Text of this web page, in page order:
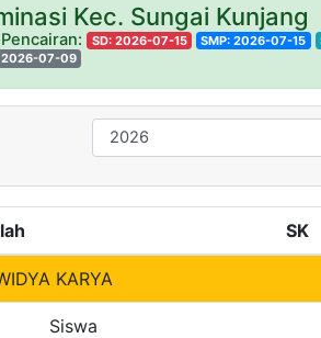
Kec. Sungai Kunjang
Pencairan: SD: 2026-07-15 SMP: 2026-07-15
2026-07-09
SK
KARYA
Siswa